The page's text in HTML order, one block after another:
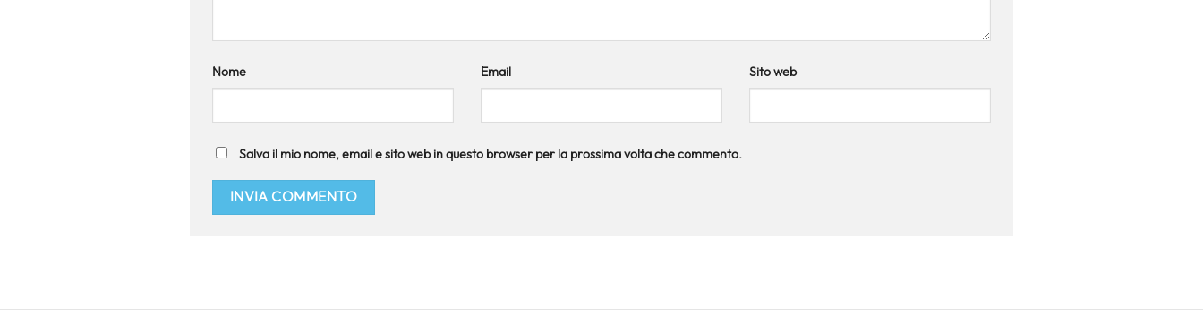
Nome Email Sito web
Salva il mio nome, email e sito web in questo browser per la prossima volta che commento.